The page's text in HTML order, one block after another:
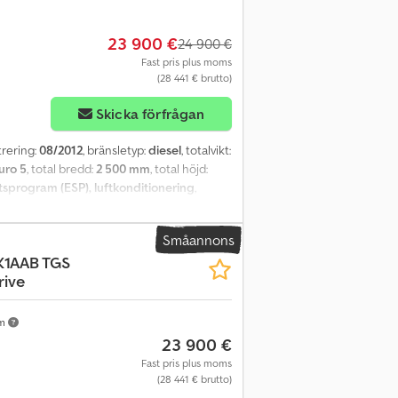
23 900 €24 900 €
Fast pris plus moms
(28 441 € brutto)
Skicka förfrågan
08/2012, bränsletyp:diesel, totalvikt:
5, total bredd:2 500 mm, total höjd:
(ESP), luftkonditionering,
SENING pumpsystem för måttlig
ADR typklass AT, gångbrygga
fullslang med tankpistol fram till höger,
verktygslåda i rostfritt stål, ABS,
och elektriskt inställbara
förarkomfortfjädrat säte, luftfjädring
kan vara folierat och/eller dekorerat
gäller generellt utan ny
våra partnerverkstäder! Fordonet kan
gäller. Vi erbjuder gärna
Småannons
TGS
23 900 €
Fast pris plus moms
(28 441 € brutto)